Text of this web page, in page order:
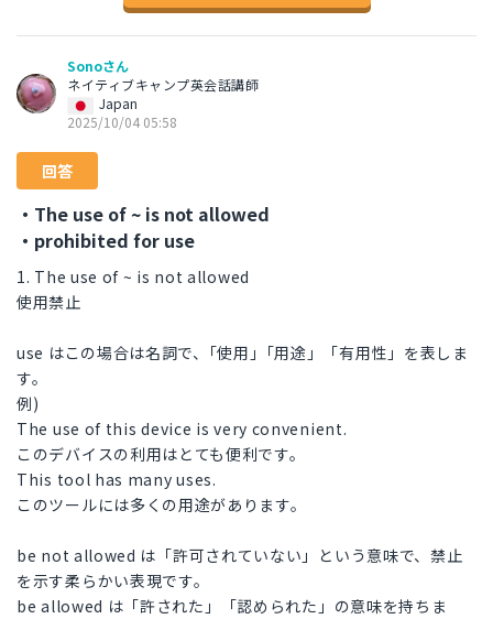
Sonoさん
ネイティブキャンプ英会話講師
Japan
2025/10/04 05:58
回答
・The use of ~ is not allowed
・prohibited for use
1. The use of ~ is not allowed
使用禁止
use はこの場合は名詞で、｢使用｣「用途」「有用性」を表しま
す。
例)
The use of this device is very convenient.
このデバイスの利用はとても便利です。
This tool has many uses.
このツールには多くの用途があります。
be not allowed は「許可されていない」という意味で、禁止
を示す柔らかい表現です。
be allowed は「許された」「認められた」の意味を持ちま